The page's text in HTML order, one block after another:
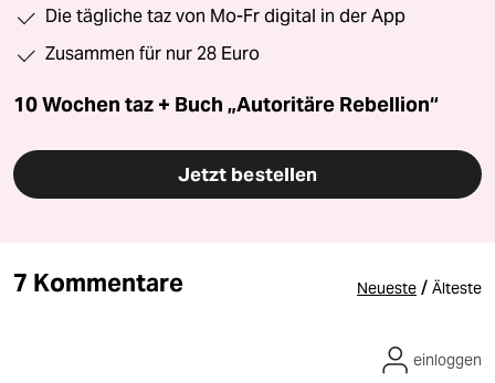
Die tägliche taz von Mo-Fr digital in der App
Zusammen für nur 28 Euro
10 Wochen taz + Buch „Autoritäre Rebellion“
Jetzt bestellen
7 Kommentare Neueste / Älteste
einloggen